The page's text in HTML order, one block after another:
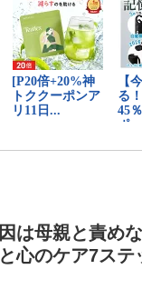
は母親と責め
心のケア7ステ